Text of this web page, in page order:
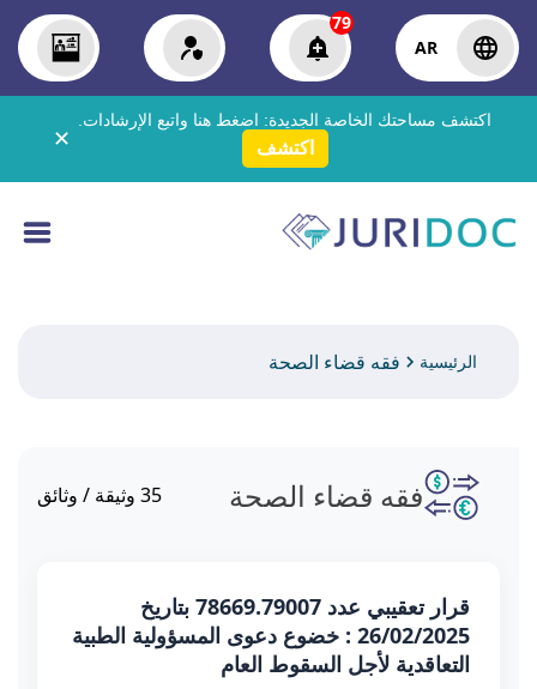
AR
79
اكتشف مساحتك الخاصة الجديدة: اضغط هنا واتبع الإرشادات.
اكتشف ✕
الرئيسية فقه قضاء الصحة
فقه قضاء الصحة 35 وثيقة / وثائق
قرار تعقيبي عدد 78669.79007 بتاريخ
26/02/2025 : خضوع دعوى المسؤولية الطبية
التعاقدية لأجل السقوط العام